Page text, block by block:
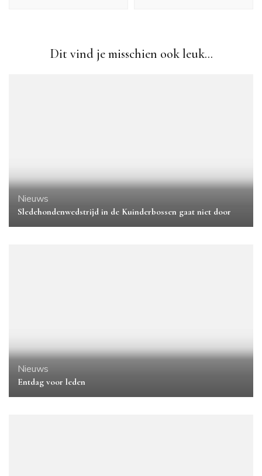
Dit vind je misschien ook leuk...
Nieuws
Sledehondenwedstrijd in de Kuinderbossen gaat niet door
Nieuws
Entdag voor leden